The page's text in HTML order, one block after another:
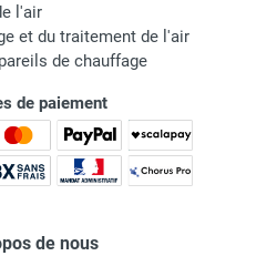
l'air
et du traitement de l'air
de chauffage
de paiement
de nous